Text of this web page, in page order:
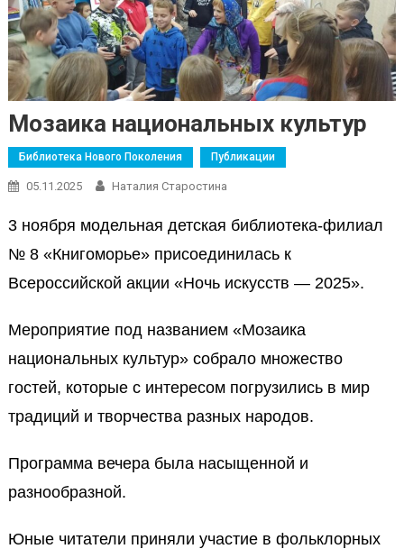
Мозаика национальных культур
Библиотека Нового Поколения Публикации
05.11.2025 Наталия Старостина
3 ноября модельная детская библиотека-филиал
№ 8 «Книгоморье» присоединилась к
Всероссийской акции «Ночь искусств — 2025».
Мероприятие под названием «Мозаика
национальных культур» собрало множество
гостей, которые с интересом погрузились в мир
традиций и творчества разных народов.
Программа вечера была насыщенной и
разнообразной.
Юные читатели приняли участие в фольклорных